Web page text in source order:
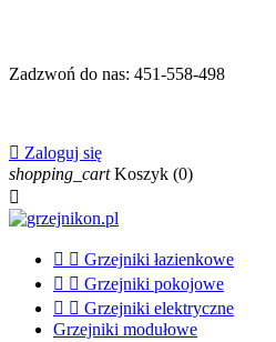
Zadzwoń do nas: 451-558-498
 Zaloguj się
shopping_cart Koszyk (0)

  Grzejniki łazienkowe
  Grzejniki pokojowe
  Grzejniki elektryczne
Grzejniki modułowe